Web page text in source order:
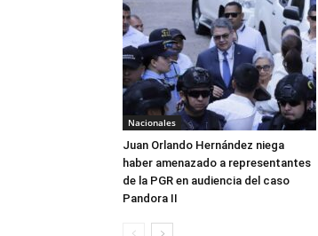
Nacionales
Juan Orlando Hernández niega
haber amenazado a representantes
de la PGR en audiencia del caso
Pandora II